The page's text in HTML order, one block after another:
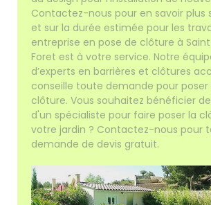
Contactez-nous pour en savoir plus
et sur la durée estimée pour les
entreprise en pose de clôture à
Foret est à votre service. Notre
d’experts en barrières et clôtures
conseille toute demande pour
clôture. Vous souhaitez bénéficier
d'un spécialiste pour faire poser la
votre jardin ? Contactez-nous pour
demande de devis gratuit.